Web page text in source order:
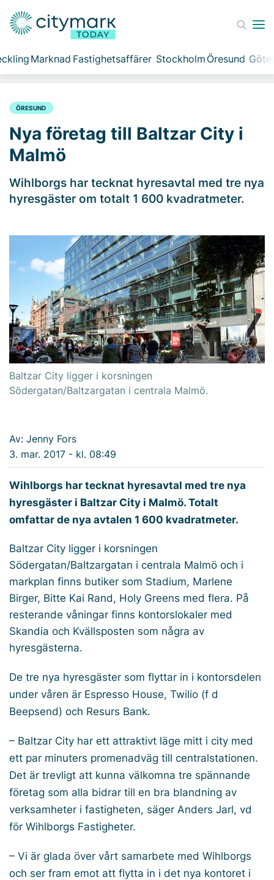
Marknad Fastighetsaffärer Stockholm Öresund
ÖRESUND
Nya företag till Baltzar City i
Malmö
Wihlborgs har tecknat hyresavtal med tre nya
hyresgäster om totalt 1 600 kvadratmeter.
Baltzar City ligger i korsningen
Södergatan/Baltzargatan i centrala Malmö.
Av: Jenny Fors
3. mar. 2017 - kl. 08:49
Wihlborgs har tecknat hyresavtal med tre nya
hyresgäster i Baltzar City i Malmö. Totalt
omfattar de nya avtalen 1 600 kvadratmeter.
Baltzar City ligger i korsningen
Södergatan/Baltzargatan i centrala Malmö och i
markplan finns butiker som Stadium, Marlene
Birger, Bitte Kai Rand, Holy Greens med flera. På
resterande våningar finns kontorslokaler med
Skandia och Kvällsposten som några av
hyresgästerna.
De tre nya hyresgäster som flyttar in i kontorsdelen
under våren är Espresso House, Twilio (f d
Beepsend) och Resurs Bank.
– Baltzar City har ett attraktivt läge mitt i city med
ett par minuters promenadväg till centralstationen.
Det är trevligt att kunna välkomna tre spännande
företag som alla bidrar till en bra blandning av
verksamheter i fastigheten, säger Anders Jarl, vd
för Wihlborgs Fastigheter.
– Vi är glada över vårt samarbete med Wihlborgs
och ser fram emot att flytta in i det nya kontoret i